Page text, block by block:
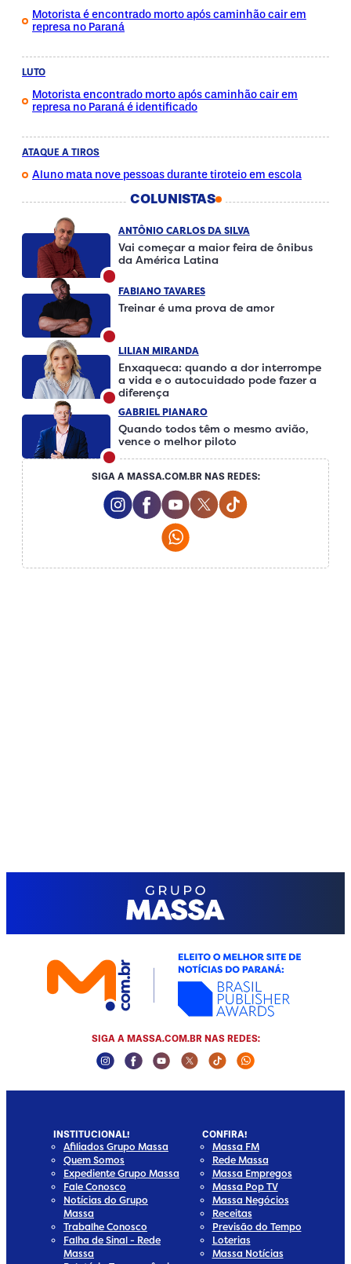
Motorista é encontrado morto após caminhão cair em
represa no Paraná
LUTO
Motorista encontrado morto após caminhão cair em
represa no Paraná é identificado
ATAQUE A TIROS
Aluno mata nove pessoas durante tiroteio em escola
COLUNISTAS
ANTÔNIO CARLOS DA SILVA
Vai começar a maior feira de ônibus
da América Latina
FABIANO TAVARES
Treinar é uma prova de amor
LILIAN MIRANDA
Enxaqueca: quando a dor interrompe
a vida e o autocuidado pode fazer a
diferença
GABRIEL PIANARO
Quando todos têm o mesmo avião,
vence o melhor piloto
SIGA A MASSA.COM.BR NAS REDES:
Instagram Social Media
Facebook Social Media
Youtube Social Media
Twitter Social Media
Tiktok Social
Whatsapp Social Media
SIGA A MASSA.COM.BR NAS REDES:
Instagram Social Media
Facebook Social Media
Youtube Social Media
Twitter Social Media
Tiktok Social Media
Whatsapp
INSTITUCIONAL!
Afiliados Grupo Massa
Quem Somos
Expediente Grupo Massa
Fale Conosco
Notícias do Grupo
Massa
Trabalhe Conosco
Falha de Sinal - Rede
Massa
CONFIRA!
Massa FM
Rede Massa
Massa Empregos
Massa Pop TV
Massa Negócios
Receitas
Previsão do Tempo
Loterias
Massa Notícias